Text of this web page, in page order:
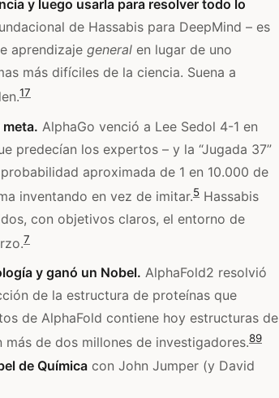
y luego usarla para resolver todo lo
de Hassabis para DeepMind – es
aprendizaje general en lugar de uno
más difíciles de la ciencia. Suena a
17
AlphaGo venció a Lee Sedol 4-1 en
predecían los expertos – y la “Jugada 37”
aproximada de 1 en 10.000 de
inventando en vez de imitar.5 Hassabis
con objetivos claros, el entorno de
7
y ganó un Nobel. AlphaFold2 resolvió
de la estructura de proteínas que
de AlphaFold contiene hoy estructuras de
de dos millones de investigadores.89
de Química con John Jumper (y David